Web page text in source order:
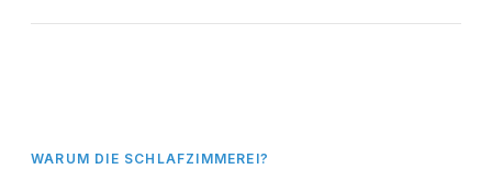
WARUM DIE SCHLAFZIMMEREI?